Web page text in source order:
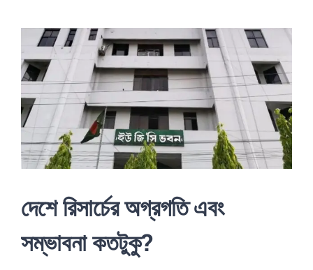
View
Larger
Image
দেশে রিসার্চের অগ্রগতি এবং
সম্ভাবনা কতটুকু?